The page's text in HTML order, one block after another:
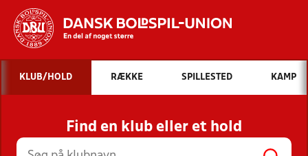
Hvad vil du søge efter?
INDHOLD OG NYHEDER
STILLINGER, RESULTATER, KLUBBER OG
HOLD
KLUB/HOLD RÆKKE SPILLESTED KAMP
Find en klub eller et hold